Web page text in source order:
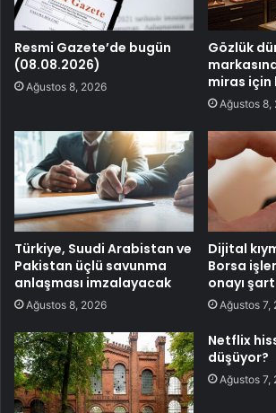
Resmi Gazete’de bugün
(08.08.2026)
Ağustos 8, 2026
Gözlük
miras
Ağustos 8,
Türkiye, Suudi Arabistan ve
Pakistan üçlü savunma
anlaşması imzalayacak
Ağustos 8, 2026
Dijital
Borsa
onayı
Ağustos 7,
Netflix
düşüyor?
Ağustos 7,